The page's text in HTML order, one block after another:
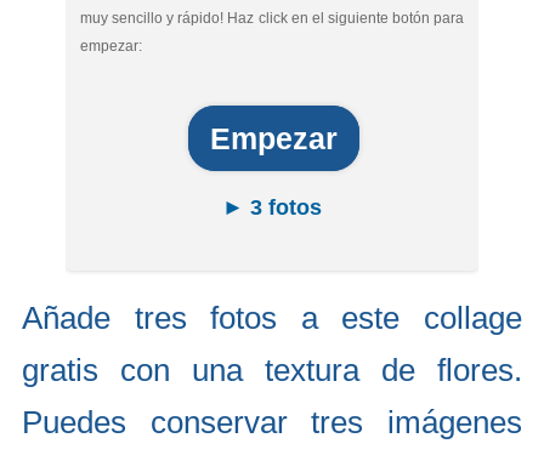
muy sencillo y rápido! Haz click en el siguiente botón para
empezar:
Empezar
► 3 fotos
Añade tres fotos a este collage
gratis con una textura de flores.
Puedes conservar tres imágenes